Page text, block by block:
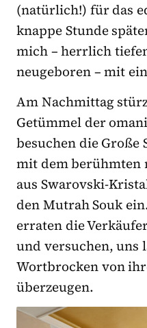
(natürlich!) für das
knappe Stunde
mich – herrlich
neugeboren – mit
Am Nachmittag
Getümmel der
besuchen die Große
mit dem berühmten
aus Swarovski-
den Mutrah Souk
erraten die
und versuchen, uns
Wortbrocken von
überzeugen.